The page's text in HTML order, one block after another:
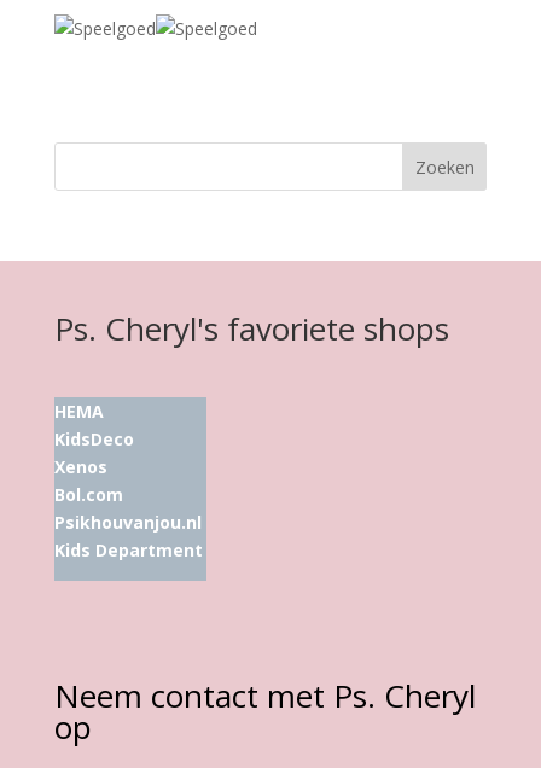
Ps. Cheryl's favoriete shops
HEMA
KidsDeco
Xenos
Bol.com
Psikhouvanjou.nl
Kids Department
Neem contact met Ps. Cheryl
op